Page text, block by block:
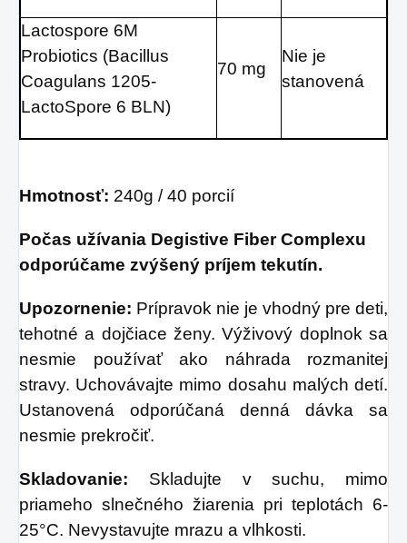
Lactospore 6M
Probiotics (Bacillus
Coagulans 1205-
LactoSpore 6 BLN)
70 mg
Nie je
stanovená
Hmotnosť: 240g / 40 porcií
Počas užívania Degistive Fiber Complexu
odporúčame zvýšený príjem tekutín.
Upozornenie: Prípravok nie je vhodný pre deti,
tehotné a dojčiace ženy. Výživový doplnok sa
nesmie používať ako náhrada rozmanitej
stravy. Uchovávajte mimo dosahu malých detí.
Ustanovená odporúčaná denná dávka sa
nesmie prekročiť.
Skladovanie: Skladujte v suchu, mimo
priameho slnečného žiarenia pri teplotách 6-
25°C. Nevystavujte mrazu a vlhkosti.